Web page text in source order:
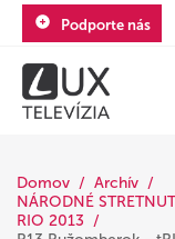
Podporte nás
Domov
Archív
NÁRODNÉ
RIO 2013